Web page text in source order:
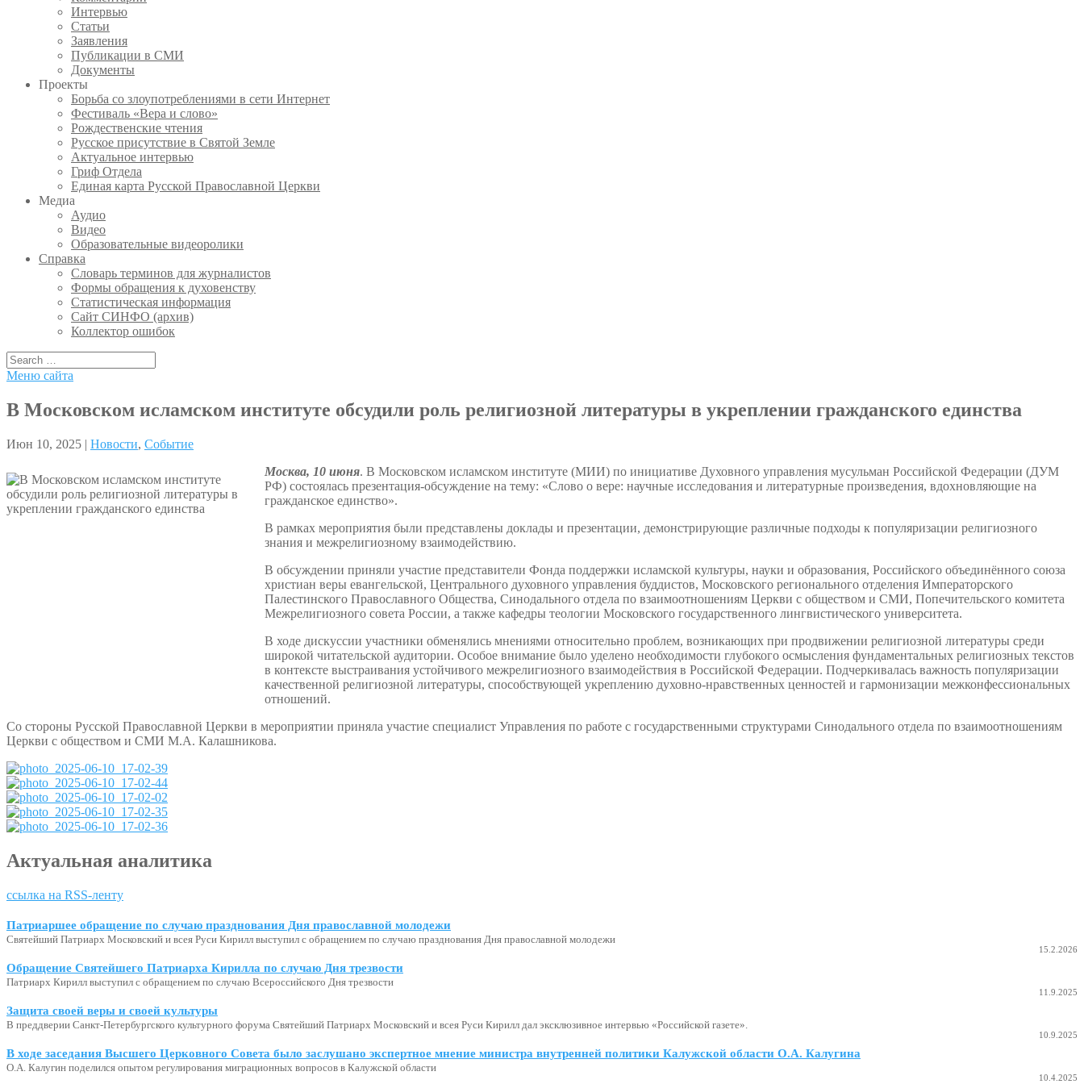
Интервью
Статьи
Заявления
Публикации в СМИ
Документы
Проекты
Борьба со злоупотреблениями в сети Интернет
Фестиваль «Вера и слово»
Рождественские чтения
Русское присутствие в Святой Земле
Актуальное интервью
Гриф Отдела
Единая карта Русской Православной Церкви
Медиа
Аудио
Видео
Образовательные видеоролики
Справка
Словарь терминов для журналистов
Формы обращения к духовенству
Статистическая информация
Сайт СИНФО (архив)
Коллектор ошибок
Меню сайта
В Московском исламском институте обсудили роль религиозной литературы в укреплении гражданского единства
Июн 10, 2025 | Новости, Событие
Москва, 10 июня. В Московском исламском институте (МИИ) по инициативе Духовного управления мусульман Российской Федерации (ДУМ
РФ) состоялась презентация-обсуждение на тему: «Слово о вере: научные исследования и литературные произведения, вдохновляющие на
гражданское единство».
В рамках мероприятия были представлены доклады и презентации, демонстрирующие различные подходы к популяризации религиозного
знания и межрелигиозному взаимодействию.
В обсуждении приняли участие представители Фонда поддержки исламской культуры, науки и образования, Российского объединённого союза
христиан веры евангельской, Центрального духовного управления буддистов, Московского регионального отделения Императорского
Палестинского Православного Общества, Синодального отдела по взаимоотношениям Церкви с обществом и СМИ, Попечительского комитета
Межрелигиозного совета России, а также кафедры теологии Московского государственного лингвистического университета.
В ходе дискуссии участники обменялись мнениями относительно проблем, возникающих при продвижении религиозной литературы среди
широкой читательской аудитории. Особое внимание было уделено необходимости глубокого осмысления фундаментальных религиозных текстов
в контексте выстраивания устойчивого межрелигиозного взаимодействия в Российской Федерации. Подчеркивалась важность популяризации
качественной религиозной литературы, способствующей укреплению духовно-нравственных ценностей и гармонизации межконфессиональных
отношений.
Со стороны Русской Православной Церкви в мероприятии приняла участие специалист Управления по работе с государственными структурами Синодального отдела по взаимоотношениям
Церкви с обществом и СМИ М.А. Калашникова.
Актуальная аналитика
ссылка на RSS-ленту
Патриаршее обращение по случаю празднования Дня православной молодежи
Святейший Патриарх Московский и всея Руси Кирилл выступил с обращением по случаю празднования Дня православной молодежи
15.2.2026
Обращение Святейшего Патриарха Кирилла по случаю Дня трезвости
Патриарх Кирилл выступил с обращением по случаю Всероссийского Дня трезвости
11.9.2025
Защита своей веры и своей культуры
В преддверии Санкт-Петербургского культурного форума Святейший Патриарх Московский и всея Руси Кирилл дал эксклюзивное интервью «Российской газете».
10.9.2025
В ходе заседания Высшего Церковного Совета было заслушано экспертное мнение министра внутренней политики Калужской области О.А. Калугина
О.А. Калугин поделился опытом регулирования миграционных вопросов в Калужской области
10.4.2025